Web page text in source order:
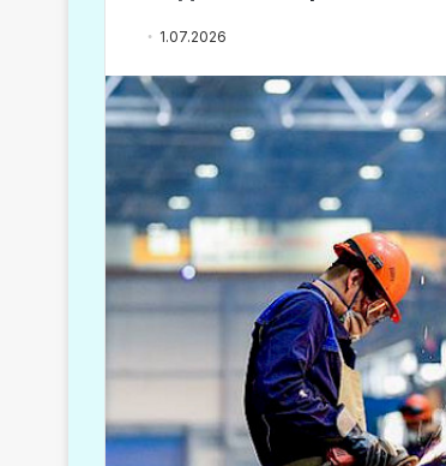
1.07.2026